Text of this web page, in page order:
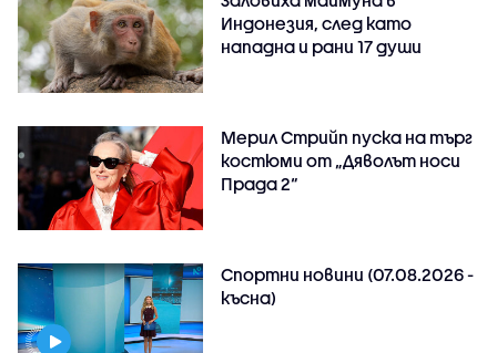
Индонезия, след като
нападна и рани 17 души
Мерил Стрийп пуска на търг
костюми от „Дяволът носи
Прада 2“
Спортни новини (07.08.2026 -
късна)